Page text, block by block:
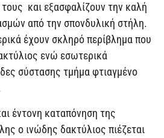
τους και εξασφαλίζουν την καλή
από την σπονδυλική στήλη.
έχουν σκληρό περίβλημα που
ενώ εσωτερικά
σύστασης τμήμα φτιαγμένο
έντονη καταπόνηση της
ο ινώδης δακτύλιος πιέζεται